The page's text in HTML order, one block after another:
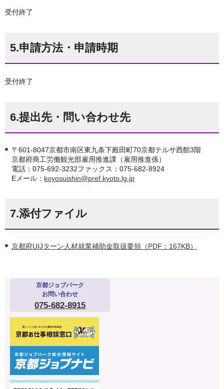
受付終了
5.申請方法・申請時期
受付終了
6.提出先・問い合わせ先
〒601-8047京都市南区東九条下殿田町70京都テルサ西館3階
京都府商工労働観光部雇用推進課（雇用推進係）
電話：075-692-3232ファックス：075-682-8924
Eメール： koyosuishin@pref.kyoto.lg.jp
7.添付ファイル
京都府UIJターン人材就業補助金取扱要領（PDF：167KB）
京都ジョブパーク
お問い合わせ
075-682-8915